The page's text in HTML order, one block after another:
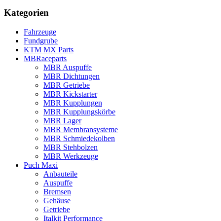
Kategorien
Fahrzeuge
Fundgrube
KTM MX Parts
MBRaceparts
MBR Auspuffe
MBR Dichtungen
MBR Getriebe
MBR Kickstarter
MBR Kupplungen
MBR Kupplungskörbe
MBR Lager
MBR Membransysteme
MBR Schmiedekolben
MBR Stehbolzen
MBR Werkzeuge
Puch Maxi
Anbauteile
Auspuffe
Bremsen
Gehäuse
Getriebe
Italkit Performance